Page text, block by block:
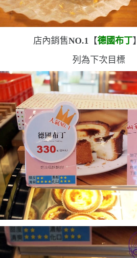
店內銷售NO.1 【德國布丁】
列為下次目標